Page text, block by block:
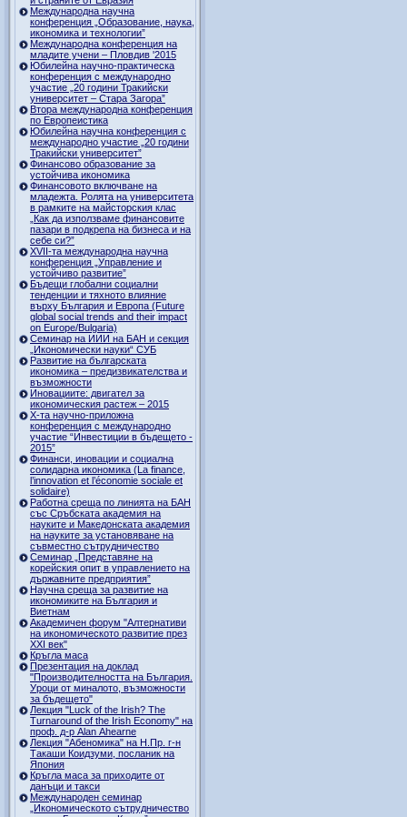
Международна научна
конференция „Образование, наука,
икономика и технологии”
Международна конференция на
младите учени – Пловдив '2015
Юбилейна научно-практическа
конференция с международно
участие „20 години Тракийски
университет – Стара Загора”
Втора международна конференция
по Европеистика
Юбилейна научна конференция с
международно участие „20 години
Тракийски университет”
Финансово образование за
устойчива икономика
Финансовото включване на
младежта. Ролята на университета
в рамките на майсторския клас
„Как да използваме финансовите
пазари в подкрепа на бизнеса и на
себе си?”
XVII-та международна научна
конференция „Управление и
устойчиво развитие”
Бъдещи глобални социални
тенденции и тяхното влияние
върху България и Европа (Future
global social trends and their impact
on Europe/Bulgaria)
Семинар на ИИИ на БАН и секция
„Икономически науки“ СУБ
Развитие на българската
икономика – предизвикателства и
възможности
Иновациите: двигател за
икономическия растеж – 2015
Х-та научно-приложна
конференция с международно
участие “Инвестиции в бъдещето -
2015”
Финанси, иновации и социална
солидарна икономика (La finance,
l’innovation et l’économie sociale et
solidaire)
Работна среща по линията на БАН
със Сръбската академия на
науките и Македонската академия
на науките за установяване на
съвместно сътрудничество
Семинар „Представяне на
корейския опит в управлението на
държавните предприятия”
Научна среща за развитие на
икономиките на България и
Виетнам
Академичен форум "Алтернативи
на икономическото развитие през
XXI век"
Кръгла маса
Презентация на доклад
"Производителността на България.
Уроци от миналото, възможности
за бъдещето"
Лекция "Luck of the Irish? The
Turnaround of the Irish Economy" на
проф. д-р Alan Ahearne
Лекция "Абеномика" на Н.Пр. г-н
Такаши Коидзуми, посланик на
Япония
Кръгла маса за приходите от
данъци и такси
Международен семинар
„Икономическото сътрудничество